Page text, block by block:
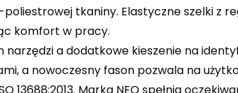
tkaniny. Elastyczne szelki z
komfort w pracy.
a dodatkowe kieszenie na
a nowoczesny fason pozwala na
Marka NEO spełnia